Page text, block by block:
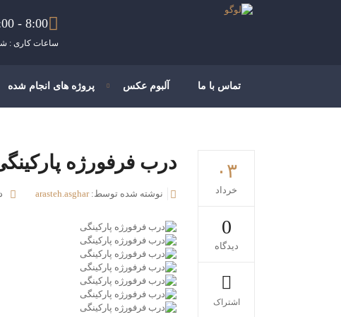
8:00 - 21:00
ساعات کاری :
پروژه های انجام شده آلبوم عکس تماس با ما
۰۳
خرداد
0
دیدگاه
اشتراک
درب فرفورژه
نوشته شده توسط:arasteh.asghar